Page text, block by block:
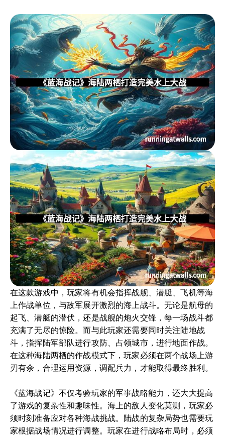
在这款游戏中，玩家将有机会指挥战舰、潜艇、飞机等海
上作战单位，与敌军展开激烈的海上战斗。无论是航母的
起飞、潜艇的潜伏，还是战舰的炮火交锋，每一场战斗都
充满了无尽的惊险。而与此玩家还需要同时关注陆地战
斗，指挥陆军部队进行攻防、占领城市，进行地面作战。
在这种海陆两栖的作战模式下，玩家必须在两个战场上游
刃有余，合理运用资源，调配兵力，才能取得最终胜利。
《蓝海战记》不仅考验玩家的军事战略能力，还大大提高
了游戏的复杂性和趣味性。海上的敌人变化莫测，玩家必
须时刻准备应对各种海战挑战。陆战的复杂局势也需要玩
家根据战场情况进行调整。玩家在进行战略布局时，必须